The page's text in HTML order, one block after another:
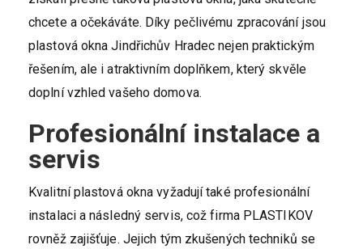
chcete a očekáváte. Díky pečlivému zpracování jsou
plastová okna Jindřichův Hradec nejen praktickým
řešením, ale i atraktivním doplňkem, který skvěle
doplní vzhled vašeho domova.
Profesionální instalace a
servis
Kvalitní plastová okna vyžadují také profesionální
instalaci a následný servis, což firma PLASTIKOV
rovněž zajišťuje. Jejich tým zkušených techniků se